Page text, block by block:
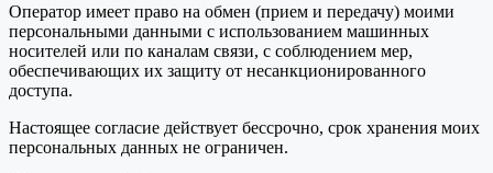
Оператор имеет право на обмен (прием и передачу) моими
персональными данными с использованием машинных
носителей или по каналам связи, с соблюдением мер,
обеспечивающих их защиту от несанкционированного
доступа.
Настоящее согласие действует бессрочно, срок хранения моих
персональных данных не ограничен.